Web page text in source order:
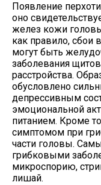
Появление
оно
желез кожи
как правило, сбои
могут быть
заболевания
расстройства.
обусловлено
депрессивным
эмоциональной
питанием. Кроме
симптомом при
части головы.
грибковыми
микроспорию,
лишай.